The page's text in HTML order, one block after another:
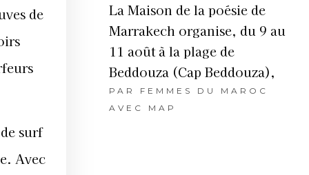
de
surf
Avec
La Maison de la poésie de
Marrakech organise, du 9 au
11 août à la plage de
Beddouza (Cap Beddouza),
PAR FEMMES DU MAROC
AVEC MAP